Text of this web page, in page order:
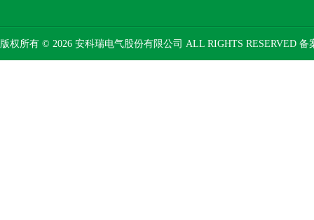
版权所有 © 2026 安科瑞电气股份有限公司 ALL RIGHTS RESERVED 备